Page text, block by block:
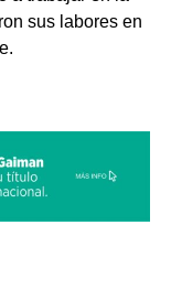
sus labores en